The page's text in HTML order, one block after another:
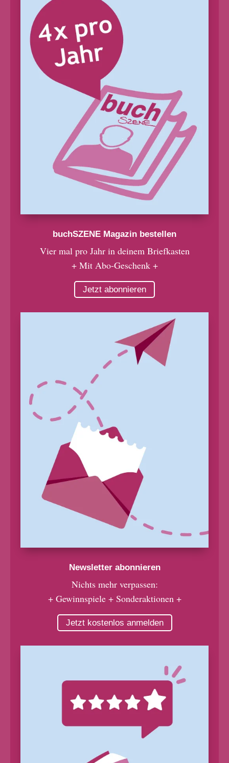
buchSZENE Magazin bestellen
Vier mal pro Jahr in deinem Briefkasten
+ Mit Abo-Geschenk +
Jetzt abonnieren
Newsletter abonnieren
Nichts mehr verpassen:
+ Gewinnspiele + Sonderaktionen +
Jetzt kostenlos anmelden